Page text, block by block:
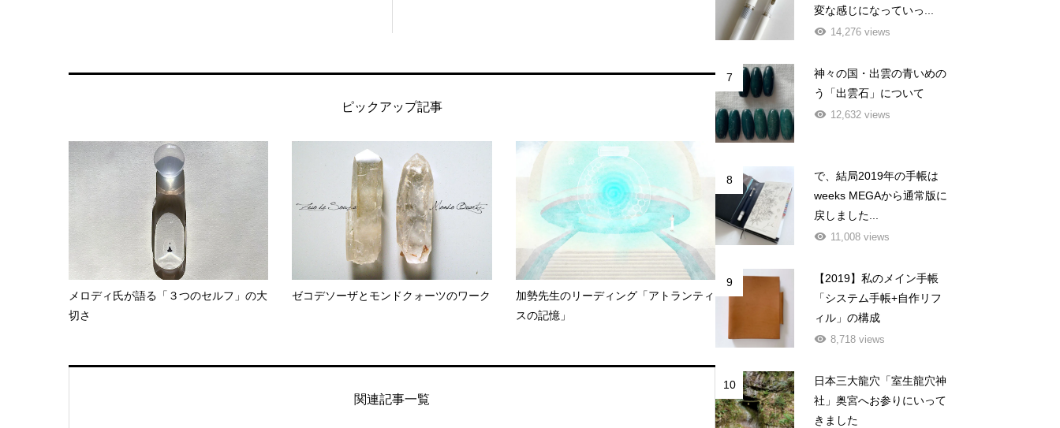
ピックアップ記事
メロディ氏が語る「３つのセルフ」の大
切さ
ゼコデソーザとモンドクォーツのワーク
加勢先生のリーディング「アトランティ
スの記憶」
関連記事一覧
変な感じになっていっ...
14,276 views
7
神々の国・出雲の青いめの
う「出雲石」について
12,632 views
8
で、結局2019年の手帳は
weeks MEGAから通常版に
戻しました...
11,008 views
9
【2019】私のメイン手帳
「システム手帳+自作リフ
ィル」の構成
8,718 views
10
日本三大龍穴「室生龍穴神
社」奥宮へお参りにいって
きました